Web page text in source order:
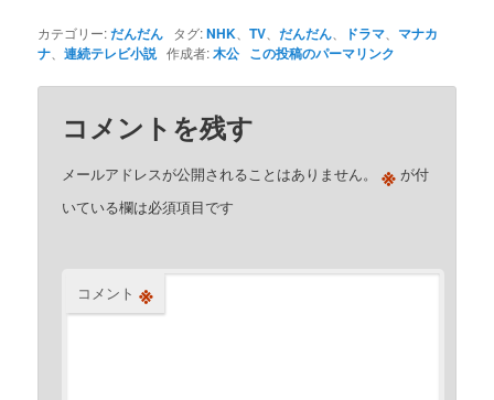
カテゴリー:だんだん タグ:NHK 、TV 、だんだん ドラマ
マナカ
ナ 、連続テレビ小説 作成者:木公 この投稿のパーマリンク
コメントを残す
メールアドレスが公開されることはありません。 ※ が付
いている欄は必須項目です
コメント ※